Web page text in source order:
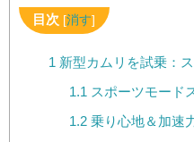
目次 [消す]
1 新型カムリを試乗：
1.1 スポーツモード
1.2 乗り心地＆加速